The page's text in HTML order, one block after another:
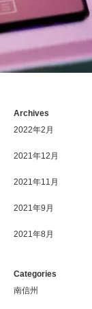
Archives
2022年2月
2021年12月
2021年11月
2021年9月
2021年8月
Categories
南信州